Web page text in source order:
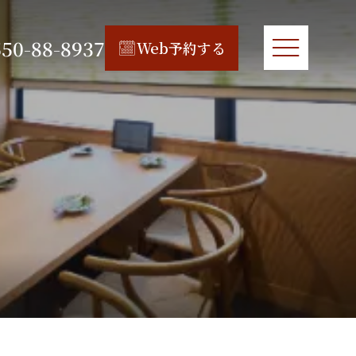
88-8937 Web予約する